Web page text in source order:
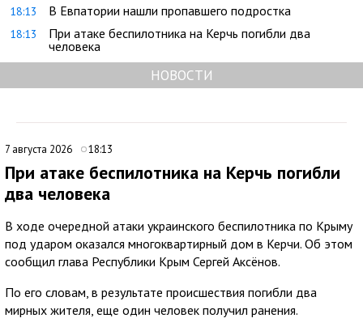
18:13 В Евпатории нашли пропавшего подростка
18:13
При атаке беспилотника на Керчь погибли два
человека
НОВОСТИ
7 августа 2026 18:13
При атаке беспилотника на Керчь погибли
два человека
В ходе очередной атаки украинского беспилотника по Крыму
под ударом оказался многоквартирный дом в Керчи. Об этом
сообщил глава Республики Крым Сергей Аксёнов.
По его словам, в результате происшествия погибли два
мирных жителя, еще один человек получил ранения.